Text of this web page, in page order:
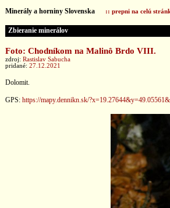
Minerály a horniny Slovenska :: prepni na celú
Zbieranie minerálov
Foto: Chodníkom na Malinô Brdo VIII.
zdroj: Rastislav Sabucha
pridané: 27.12.2021
Dolomit.
GPS: https://mapy.dennikn.sk/